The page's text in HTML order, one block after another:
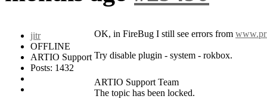
jitr
OFFLINE
ARTIO Support
Posts: 1432
OK, in FireBug I still see errors from
Try disable plugin - system - rokbox.
ARTIO Support Team
The topic has been locked.